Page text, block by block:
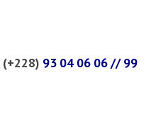
(+228) 93 04 06 06 // 99